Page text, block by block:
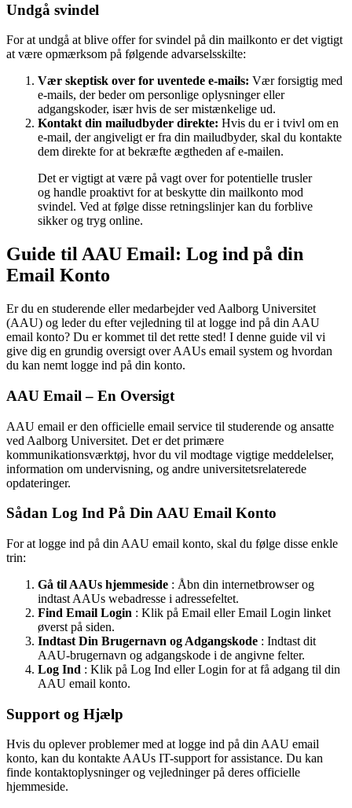
Undgå svindel
For at undgå at blive offer for svindel på din mailkonto er det vigtigt
at være opmærksom på følgende advarselsskilte:
Vær skeptisk over for uventede e-mails: Vær forsigtig med
e-mails, der beder om personlige oplysninger eller
adgangskoder, især hvis de ser mistænkelige ud.
Kontakt din mailudbyder direkte: Hvis du er i tvivl om en
e-mail, der angiveligt er fra din mailudbyder, skal du kontakte
dem direkte for at bekræfte ægtheden af e-mailen.
Det er vigtigt at være på vagt over for potentielle trusler
og handle proaktivt for at beskytte din mailkonto mod
svindel. Ved at følge disse retningslinjer kan du forblive
sikker og tryg online.
Guide til AAU Email: Log ind på din
Email Konto
Er du en studerende eller medarbejder ved Aalborg Universitet
(AAU) og leder du efter vejledning til at logge ind på din AAU
email konto? Du er kommet til det rette sted! I denne guide vil vi
give dig en grundig oversigt over AAUs email system og hvordan
du kan nemt logge ind på din konto.
AAU Email – En Oversigt
AAU email er den officielle email service til studerende og ansatte
ved Aalborg Universitet. Det er det primære
kommunikationsværktøj, hvor du vil modtage vigtige meddelelser,
information om undervisning, og andre universitetsrelaterede
opdateringer.
Sådan Log Ind På Din AAU Email Konto
For at logge ind på din AAU email konto, skal du følge disse enkle
trin:
Gå til AAUs hjemmeside : Åbn din internetbrowser og
indtast AAUs webadresse i adressefeltet.
Find Email Login : Klik på Email eller Email Login linket
øverst på siden.
Indtast Din Brugernavn og Adgangskode : Indtast dit
AAU-brugernavn og adgangskode i de angivne felter.
Log Ind : Klik på Log Ind eller Login for at få adgang til din
AAU email konto.
Support og Hjælp
Hvis du oplever problemer med at logge ind på din AAU email
konto, kan du kontakte AAUs IT-support for assistance. Du kan
finde kontaktoplysninger og vejledninger på deres officielle
hjemmeside.